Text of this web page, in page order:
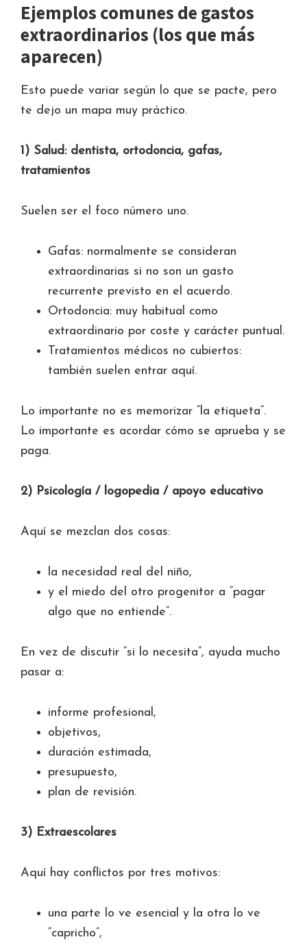
Ejemplos comunes de gastos
extraordinarios (los que más
aparecen)
Esto puede variar según lo que se pacte, pero
te dejo un mapa muy práctico.
1) Salud: dentista, ortodoncia, gafas,
tratamientos
Suelen ser el foco número uno.
Gafas: normalmente se consideran
extraordinarias si no son un gasto
recurrente previsto en el acuerdo.
Ortodoncia: muy habitual como
extraordinario por coste y carácter puntual.
Tratamientos médicos no cubiertos:
también suelen entrar aquí.
Lo importante no es memorizar “la etiqueta”.
Lo importante es acordar cómo se aprueba y se
paga.
2) Psicología / logopedia / apoyo educativo
Aquí se mezclan dos cosas:
la necesidad real del niño,
y el miedo del otro progenitor a “pagar
algo que no entiende”.
En vez de discutir “si lo necesita”, ayuda mucho
pasar a:
informe profesional,
objetivos,
duración estimada,
presupuesto,
plan de revisión.
3) Extraescolares
Aquí hay conflictos por tres motivos:
una parte lo ve esencial y la otra lo ve
“capricho”,